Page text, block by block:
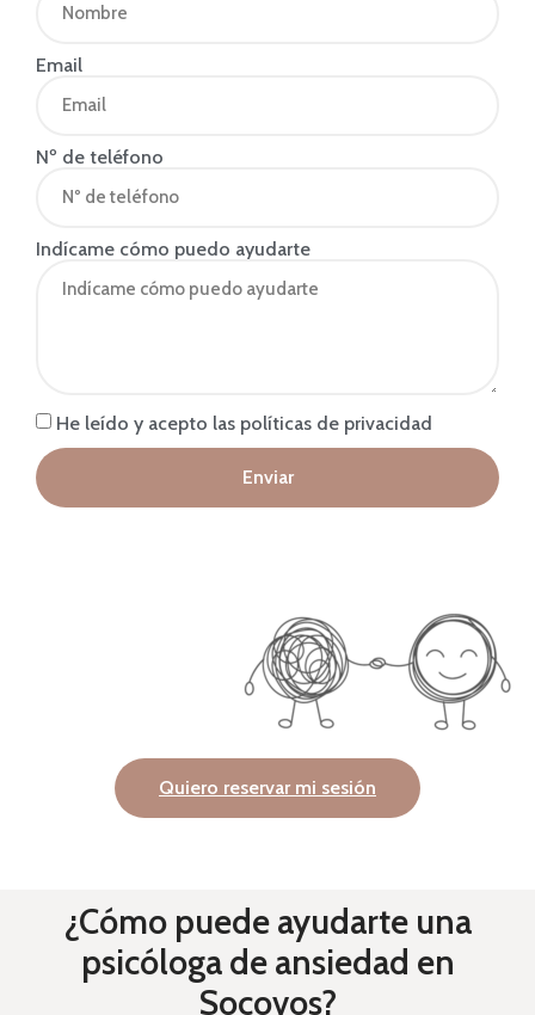
Email
Nº de teléfono
Indícame cómo puedo ayudarte
He leído y acepto las políticas de privacidad
Enviar
Quiero reservar mi sesión
¿Cómo puede ayudarte una
psicóloga de ansiedad en
Socovos?